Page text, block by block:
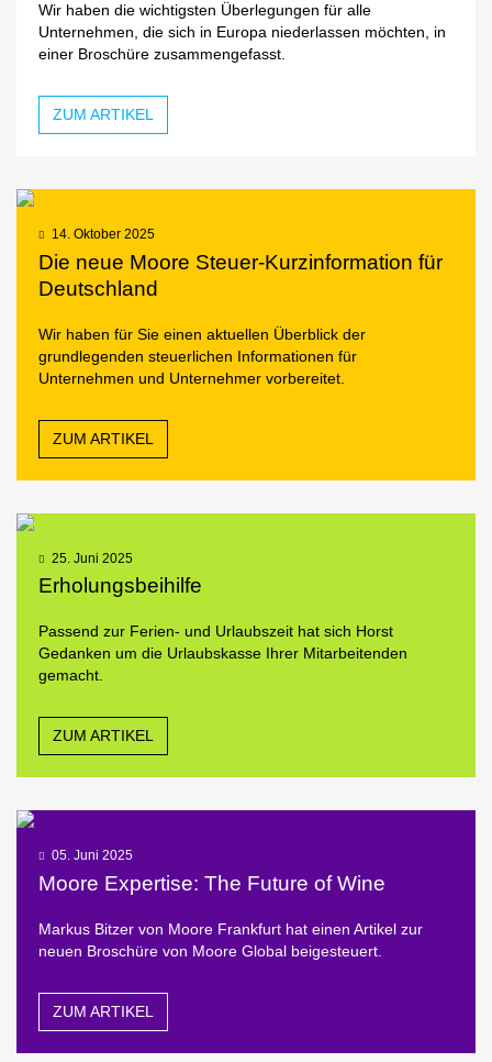
Wir haben die wichtigsten Überlegungen für alle
Unternehmen, die sich in Europa niederlassen möchten, in
einer Broschüre zusammengefasst.
ZUM ARTIKEL
14. Oktober 2025
Die neue Moore Steuer-Kurzinformation für
Deutschland
Wir haben für Sie einen aktuellen Überblick der
grundlegenden steuerlichen Informationen für
Unternehmen und Unternehmer vorbereitet.
ZUM ARTIKEL
25. Juni 2025
Erholungsbeihilfe
Passend zur Ferien- und Urlaubszeit hat sich Horst
Gedanken um die Urlaubskasse Ihrer Mitarbeitenden
gemacht.
ZUM ARTIKEL
05. Juni 2025
Moore Expertise: The Future of Wine
Markus Bitzer von Moore Frankfurt hat einen Artikel zur
neuen Broschüre von Moore Global beigesteuert.
ZUM ARTIKEL